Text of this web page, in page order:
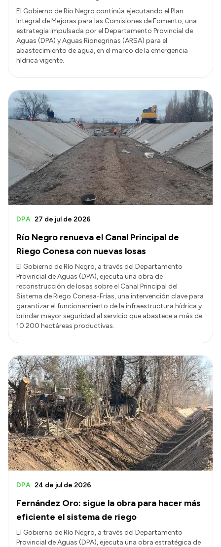
El Gobierno de Río Negro continúa ejecutando el Plan
Integral de Mejoras para las Comisiones de Fomento, una
estrategia impulsada por el Departamento Provincial de
Aguas (DPA) y Aguas Rionegrinas (ARSA) para el
abastecimiento de agua, en el marco de la emergencia
hídrica vigente.
Río Negro renueva el Canal Principal de
Riego Conesa con nuevas losas
DPA 27 de jul de 2026
El Gobierno de Río Negro, a través del Departamento
Provincial de Aguas (DPA), ejecuta una obra de
reconstrucción de losas sobre el Canal Principal del
Sistema de Riego Conesa-Frías, una intervención clave para
garantizar el funcionamiento de la infraestructura hídrica y
brindar mayor seguridad al servicio que abastece a más de
10.200 hectáreas productivas.
Fernández Oro: sigue la obra para hacer más
eficiente el sistema de riego
DPA 24 de jul de 2026
El Gobierno de Río Negro, a través del Departamento
Provincial de Aguas (DPA), ejecuta una obra estratégica de